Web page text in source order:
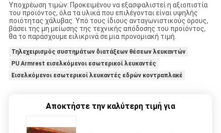
Υποχρέωση τιμών: Προκειμένου να εξασφαλιστεί η αξιοπιστία
του προϊόντος, όλα τα υλικά που επιλέγονται είναι υψηλής
ποιότητας χάλυβας. Υπό τους ίδιους ανταγωνιστικούς όρους,
βάσει της μη μείωσης της τεχνικής απόδοσης του προϊόντος,
θα το παράσχουμε ειλικρινά σε μια προνομιακή τιμή.
Τηλεχειρισμός συστημάτων διατάξεων θέσεων λευκαντών
PU Armrest εισελκόμενοι εσωτερικοί λευκαντές
Εισελκόμενοι εσωτερικοί λευκαντές εδρών κοντραπλακέ
Αποκτήστε την καλύτερη τιμή για